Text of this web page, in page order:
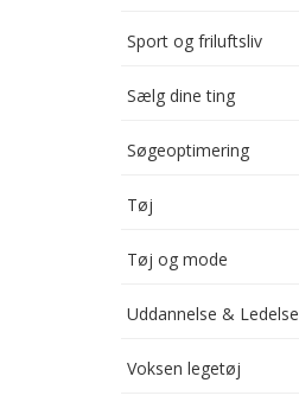
Sport og friluftsliv
Sælg dine ting
Søgeoptimering
Tøj
Tøj og mode
Uddannelse & Ledelse
Voksen legetøj